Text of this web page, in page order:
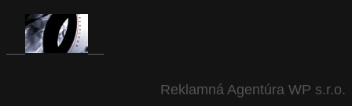
Reklamná Agentúra WP s.r.o.